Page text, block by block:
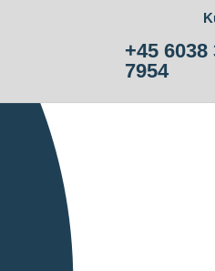
+45 6038
7954